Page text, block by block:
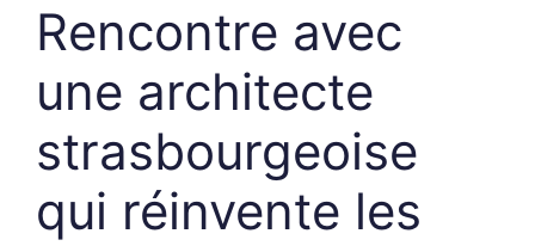
Rencontre avec
une architecte
strasbourgeoise
qui réinvente les